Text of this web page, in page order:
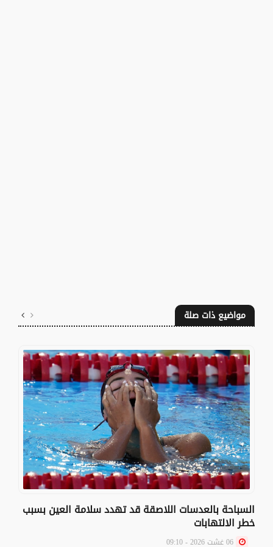
مواضيع ذات صلة
السباحة بالعدسات اللاصقة قد تهدد سلامة العين بسبب
خطر الالتهابات